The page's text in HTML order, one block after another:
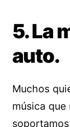
5. La
auto.
Muchos
música que